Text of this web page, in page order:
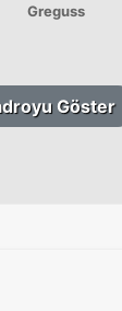
Greguss
Göster